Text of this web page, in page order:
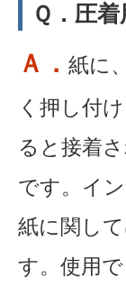
Ｑ．圧
Ａ． 紙に
く押し付
ると接着
です。イ
紙に関し
す。使用